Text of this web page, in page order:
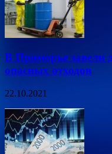
В Приморье завели
опасных отходов
22.10.2021